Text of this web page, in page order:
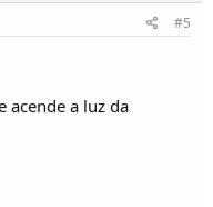
#5
acende a luz da